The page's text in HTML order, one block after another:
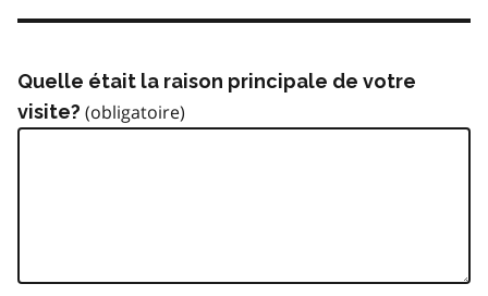
Quelle était la raison principale de votre
visite?